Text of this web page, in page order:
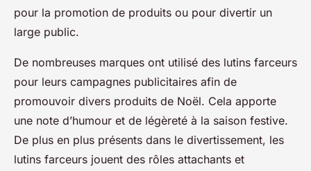
pour la promotion de produits ou pour divertir un
large public.
De nombreuses marques ont utilisé des lutins farceurs
pour leurs campagnes publicitaires afin de
promouvoir divers produits de Noël. Cela apporte
une note d’humour et de légèreté à la saison festive.
De plus en plus présents dans le divertissement, les
lutins farceurs jouent des rôles attachants et